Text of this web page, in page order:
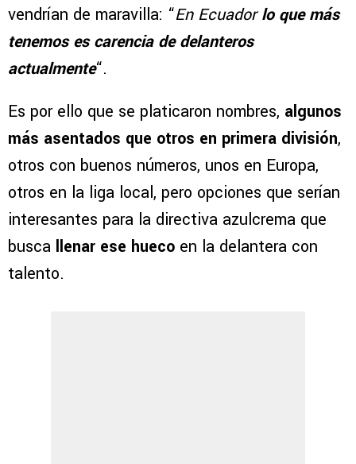
vendrían de maravilla: “En Ecuadorlo que más
tenemos es carencia de delanteros
actualmente“.
Es por ello que se platicaron nombres, algunos
más asentados que otros en primera división,
otros con buenos números, unos en Europa,
otros en la liga local, pero opciones que serían
interesantes para la directiva azulcrema que
busca llenar ese hueco en la delantera con
talento.